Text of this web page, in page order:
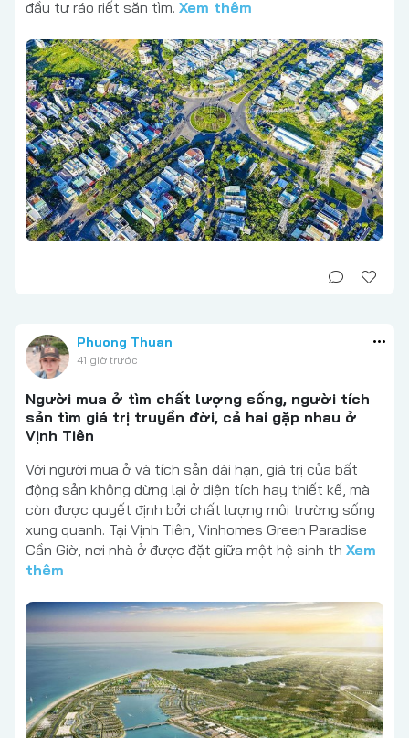
đầu tư ráo riết săn tìm. Xem thêm
Phuong Thuan
41 giờ trước
Người mua ở tìm chất lượng sống, người tích
sản tìm giá trị truyền đời, cả hai gặp nhau ở
Vịnh Tiên
Với người mua ở và tích sản dài hạn, giá trị của bất
động sản không dừng lại ở diện tích hay thiết kế, mà
còn được quyết định bởi chất lượng môi trường sống
xung quanh. Tại Vịnh Tiên, Vinhomes Green Paradise
Cần Giờ, nơi nhà ở được đặt giữa một hệ sinh th Xem
thêm